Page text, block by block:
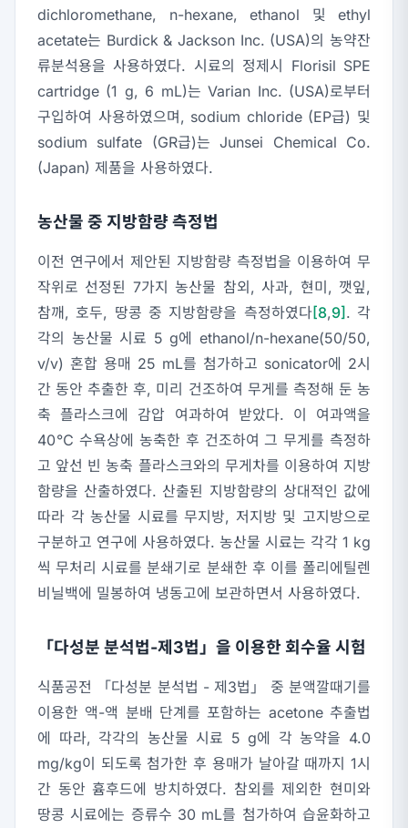
dichloromethane, n-hexane, ethanol 및 ethyl
acetate는 Burdick & Jackson Inc. (USA)의 농약잔
류분석용을 사용하였다. 시료의 정제시 Florisil SPE
cartridge (1 g, 6 mL)는 Varian Inc. (USA)로부터
구입하여 사용하였으며, sodium chloride (EP급) 및
sodium sulfate (GR급)는 Junsei Chemical Co.
(Japan) 제품을 사용하였다.
농산물 중 지방함량 측정법
이전 연구에서 제안된 지방함량 측정법을 이용하여 무
작위로 선정된 7가지 농산물 참외, 사과, 현미, 깻잎,
참깨, 호두, 땅콩 중 지방함량을 측정하였다[8,9] . 각
각의 농산물 시료 5 g에 ethanol/n-hexane(50/50,
v/v) 혼합 용매 25 mL를 첨가하고 sonicator에 2시
간 동안 추출한 후, 미리 건조하여 무게를 측정해 둔 농
축 플라스크에 감압 여과하여 받았다. 이 여과액을
40℃ 수욕상에 농축한 후 건조하여 그 무게를 측정하
고 앞선 빈 농축 플라스크와의 무게차를 이용하여 지방
함량을 산출하였다. 산출된 지방함량의 상대적인 값에
따라 각 농산물 시료를 무지방, 저지방 및 고지방으로
구분하고 연구에 사용하였다. 농산물 시료는 각각 1 kg
씩 무처리 시료를 분쇄기로 분쇄한 후 이를 폴리에틸렌
비닐백에 밀봉하여 냉동고에 보관하면서 사용하였다.
「다성분 분석법-제3법」을 이용한 회수율 시험
식품공전 「다성분 분석법 - 제3법」 중 분액깔때기를
이용한 액-액 분배 단계를 포함하는 acetone 추출법
에 따라, 각각의 농산물 시료 5 g에 각 농약을 4.0
mg/kg이 되도록 첨가한 후 용매가 날아갈 때까지 1시
간 동안 흄후드에 방치하였다. 참외를 제외한 현미와
땅콩 시료에는 증류수 30 mL를 첨가하여 습윤화하고